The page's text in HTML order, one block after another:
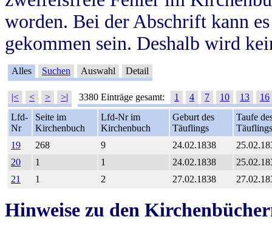
worden. Bei der Abschrift kann
gekommen sein. Deshalb wird
Alles Suchen Auswahl Detail
|< < > >| 3380 Einträge gesamt: 1 4 7 10 13
16
Lfd-
Nr
Seite im
Kirchenbuch
Lfd-Nr im
Kirchenbuch
Geburt des
Täuflings
Taufe
Täuflings
19
268 9 24.02.1838
20
1 1 24.02.1838
21
1 2 27.02.1838
Hinweise zu den